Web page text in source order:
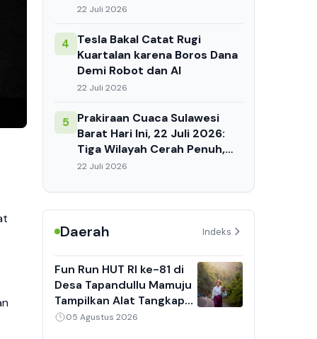
22 Juli 2026
4 Tesla Bakal Catat Rugi
Kuartalan karena Boros Dana
Demi Robot dan AI
22 Juli 2026
5 Prakiraan Cuaca Sulawesi
Barat Hari Ini, 22 Juli 2026:
Tiga Wilayah Cerah Penuh,
Suhu Capai 32°C, Waspada
22 Juli 2026
Daerah Indeks
Fun Run HUT RI ke-81 di
Desa Tapandullu Mamuju
Tampilkan Alat Tangkap
Nelayan Tradisional,
05 Agustus 2026